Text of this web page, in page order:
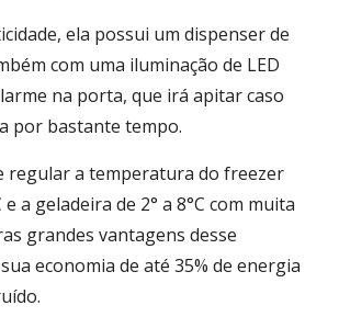
ela possui um dispenser de
com uma iluminação de LED
na porta, que irá apitar caso
por bastante tempo.
regular a temperatura do freezer
e a geladeira de 2° a 8°C com muita
grandes vantagens desse
economia de até 35% de energia